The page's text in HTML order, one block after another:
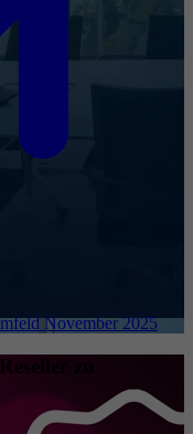
November 2025
zu